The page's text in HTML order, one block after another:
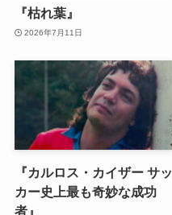
『枯れ葉』
2026年7月11日
『カルロス・カイザー サッ
カー史上最も奇妙な成功
者』